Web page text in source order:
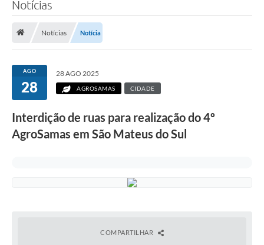
Transparência
Secretarias
Ouvidoria
Notícias
Notícias Notícia
AGO
28
28 AGO 2025
AGROSAMAS CIDADE
Interdição de ruas para realização do 4º
AgroSamas em São Mateus do Sul
COMPARTILHAR